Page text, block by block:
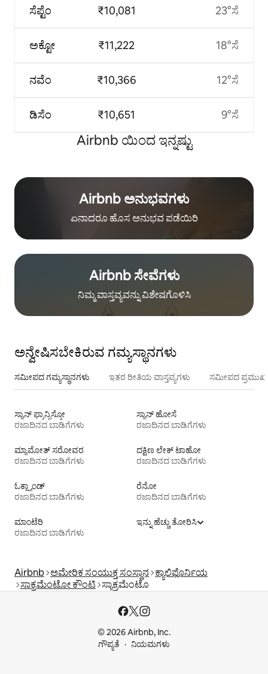
ಸೆಪ್ಟೆಂ
ಅಕ್ಟೋ
ನವೆಂ
ಡಿಸೆಂ
₹10,081
₹11,222
₹10,366
₹10,651
23°ಸೆ
18°ಸೆ
12°ಸೆ
9°ಸೆ
Airbnb ಯಿಂದ ಇನ್ನಷ್ಟು
Airbnb ಅನುಭವಗಳು
ಏನಾದರೂ ಹೊಸ ಅನುಭವ ಪಡೆಯಿರಿ
Airbnb ಸೇವೆಗಳು
ನಿಮ್ಮ ವಾಸ್ತವ್ಯವನ್ನು ವಿಶೇಷಗೊಳಿಸಿ
ಅನ್ವೇಷಿಸಬೇಕಿರುವ ಗಮ್ಯಸ್ಥಾನಗಳು
ಸಮೀಪದ ಗಮ್ಯಸ್ಥಾನಗಳು ಇತರ ರೀತಿಯ ವಾಸ್ತವ್ಯಗಳು ಸಮೀಪದ ಪ್ರಮುಖ
ಸ್ಯಾನ್ ಫ್ರಾನ್ಸಿಸ್ಕೋ
ರಜಾದಿನದ ಬಾಡಿಗೆಗಳು
ಸ್ಯಾನ್ ಹೋಸೆ
ರಜಾದಿನದ ಬಾಡಿಗೆಗಳು
ಮ್ಯಾಮೋತ್ ಸರೋವರ
ರಜಾದಿನದ ಬಾಡಿಗೆಗಳು
ದಕ್ಷಿಣ ಲೇಕ್ ಟಾಹೋ
ರಜಾದಿನದ ಬಾಡಿಗೆಗಳು
ಓಕ್ಲ್ಯಾಂಡ್
ರಜಾದಿನದ ಬಾಡಿಗೆಗಳು
ರೆನೋ
ರಜಾದಿನದ ಬಾಡಿಗೆಗಳು
ಮಾಂಟೆರಿ
ರಜಾದಿನದ ಬಾಡಿಗೆಗಳು
ಇನ್ನು ಹೆಚ್ಚು ತೋರಿಸಿ
Airbnb ಅಮೇರಿಕ ಸಂಯುಕ್ತ ಸಂಸ್ಥಾನ ಕ್ಯಾಲಿಫೊರ್ನಿಯ
ಸಾಕ್ರಮೆಂಟೋ ಕೌಂಟಿ ಸ್ಯಾಕ್ರಮೆಂಟೊ
© 2026 Airbnb, Inc.
ಗೌಪ್ಯತೆ
ನಿಯಮಗಳು